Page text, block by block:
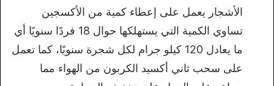
الأشجار يعمل على إعطاء كمية من الأكسجين
تساوي الكمية التي يستهلكها حوال 18 فردًا سنويًا أي
ما يعادل 120 كيلو جرام لكل شجرة سنويًا، كما تعمل
على سحب ثاني أكسيد الكربون من الهواء مما